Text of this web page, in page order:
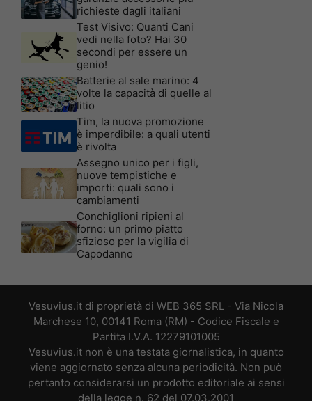
richieste dagli italiani
Test Visivo: Quanti Cani
vedi nella foto? Hai 30
secondi per essere un
genio!
Batterie al sale marino: 4
volte la capacità di quelle al
litio
Tim, la nuova promozione
è imperdibile: a quali utenti
è rivolta
Assegno unico per i figli,
nuove tempistiche e
importi: quali sono i
cambiamenti
Conchiglioni ripieni al
forno: un primo piatto
sfizioso per la vigilia di
Capodanno
Vesuvius.it di proprietà di WEB 365 SRL - Via Nicola
Marchese 10, 00141 Roma (RM) - Codice Fiscale e
Partita I.V.A. 12279101005
Vesuvius.it non è una testata giornalistica, in quanto
viene aggiornato senza alcuna periodicità. Non può
pertanto considerarsi un prodotto editoriale ai sensi
della legge n. 62 del 07.03.2001